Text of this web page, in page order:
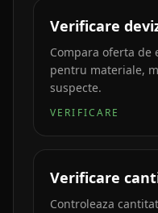
Verificare
Compara oferta de
pentru materiale,
suspecte.
VERIFICARE
Verificare
Controleaza